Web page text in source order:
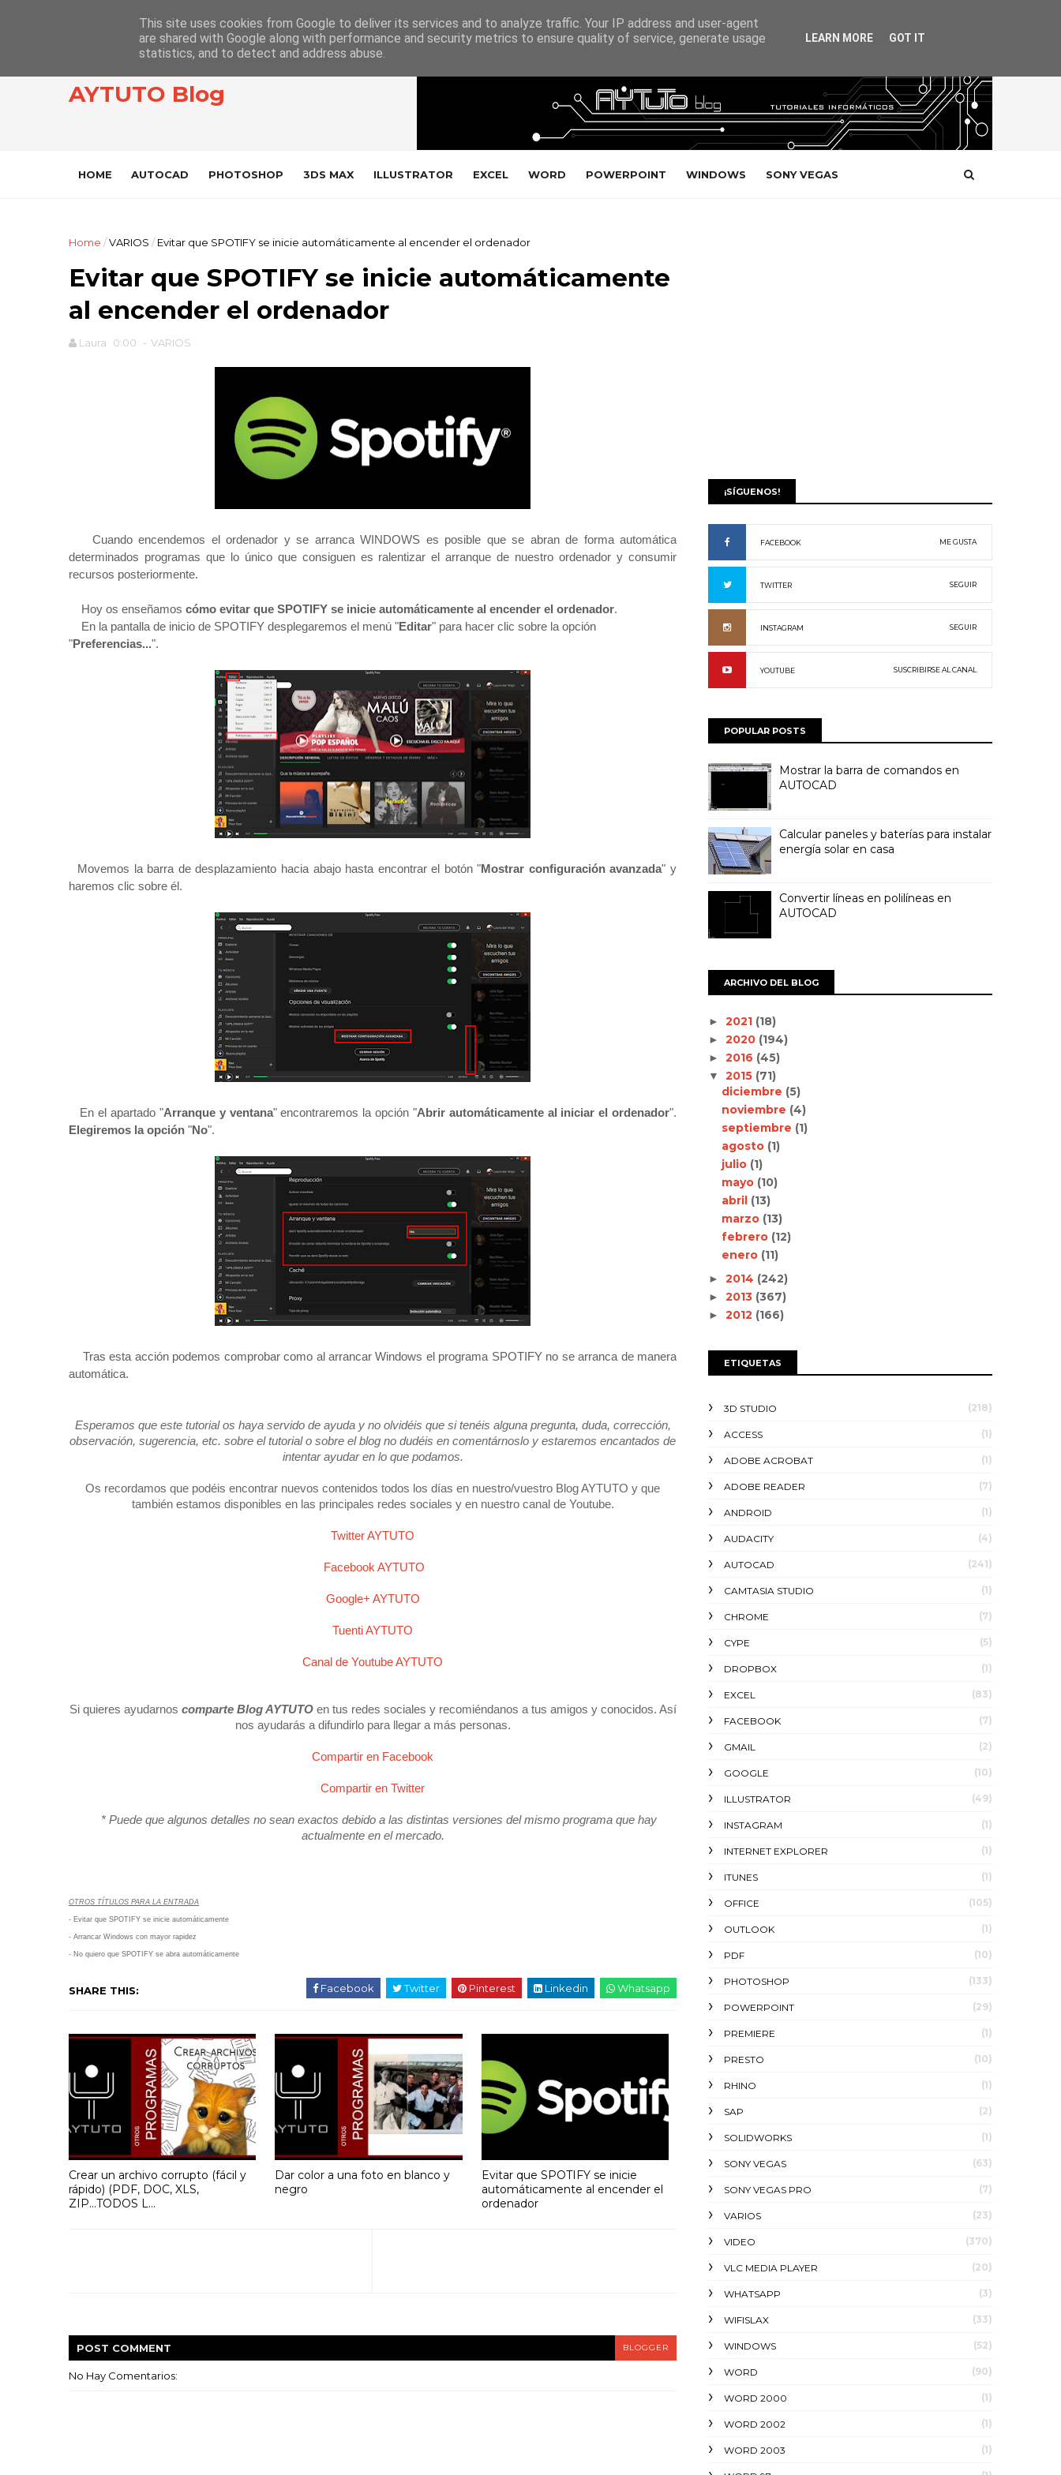
AYTUTO Blog
HOME AUTOCAD PHOTOSHOP 3DS MAX ILLUSTRATOR EXCEL WORD POWERPOINT WINDOWS SONY VEGAS
Home /VARIOS / Evitar que SPOTIFY se inicie automáticamente al encender el ordenador
Evitar que SPOTIFY se inicie automáticamente
al encender el ordenador
Laura 0:00 - VARIOS
Cuando encendemos el ordenador y se arranca WINDOWS es posible que se abran de forma automática
determinados programas que lo único que consiguen es ralentizar el arranque de nuestro ordenador y consumir
recursos posteriormente.
Hoy os enseñamos cómo evitar que SPOTIFY se inicie automáticamente al encender el ordenador.
En la pantalla de inicio de SPOTIFY desplegaremos el menú "Editar" para hacer clic sobre la opción
"Preferencias...".
Movemos la barra de desplazamiento hacia abajo hasta encontrarel botón "Mostrar configuración avanzada" y
haremos clic sobre él.
En el apartado "Arranque y ventana" encontraremos la opción "Abrir automáticamente al iniciar el ordenador".
Elegiremos la opción "No".
Tras esta acción podemos comprobar como al arrancar Windows el programa SPOTIFY no se arranca de manera
automática.
Esperamos que este tutorial os haya servido de ayuda y no olvidéis que si tenéis alguna pregunta, duda, corrección,
observación, sugerencia, etc. sobre el tutorial o sobre el blog no dudéis en comentárnoslo y estaremos encantados de
intentar ayudar en lo que podamos.
Os recordamos que podéis encontrar nuevos contenidos todos los días en nuestro/vuestro Blog AYTUTO y que
también estamos disponibles en las principales redes sociales y en nuestro canal de Youtube.
Twitter AYTUTO
Facebook AYTUTO
Google+ AYTUTO
Tuenti AYTUTO
Canal de Youtube AYTUTO
Si quieres ayudarnos comparte Blog AYTUTOen tus redes sociales y recomiéndanos a tus amigos y conocidos. Así
nos ayudarás a difundirlo para llegar a más personas.
Compartir en Facebook
Compartir en Twitter
* Puede que algunos detalles no sean exactos debido a las distintas versiones del mismo programa que hay
actualmente en el mercado.
OTROS TÍTULOS PARA LA ENTRADA
- Evitar que SPOTIFY se inicie automáticamente
- Arrancar Windows con mayor rapidez
- No quiero que SPOTIFY se abra automáticamente
SHARE THIS: Facebook Twitter Pinterest Linkedin Whatsapp
Crear un archivo corrupto (fácil y
rápido) (PDF, DOC, XLS,
ZIP...TODOS L...
Dar color a una foto en blanco y
negro
Evitar que SPOTIFY se inicie
automáticamente al encender el
ordenador
POST COMMENT BLOGGER
No Hay Comentarios:
¡SÍGUENOS!
FACEBOOK ME GUSTA
TWITTER SEGUIR
INSTAGRAM SEGUIR
YOUTUBE SUSCRIBIRSE AL CANAL
POPULAR POSTS
Mostrar la barra de comandos en
AUTOCAD
Calcular paneles y baterías para instalar
energía solar en casa
Convertir líneas en polilíneas en
AUTOCAD
ARCHIVO DEL BLOG
► 2021 (18)
► 2020 (194)
► 2016 (45)
▼ 2015 (71)
diciembre (5)
noviembre (4)
septiembre (1)
agosto (1)
julio (1)
mayo (10)
abril (13)
marzo (13)
febrero (12)
enero (11)
► 2014 (242)
► 2013 (367)
► 2012 (166)
ETIQUETAS
3D STUDIO (218)
ACCESS (1)
ADOBE ACROBAT (1)
ADOBE READER (7)
ANDROID (1)
AUDACITY (4)
AUTOCAD (241)
CAMTASIA STUDIO (1)
CHROME (7)
CYPE (5)
DROPBOX (1)
EXCEL (83)
FACEBOOK (7)
GMAIL (2)
GOOGLE (10)
ILLUSTRATOR (49)
INSTAGRAM (1)
INTERNET EXPLORER (1)
ITUNES (1)
OFFICE (105)
OUTLOOK (1)
PDF (10)
PHOTOSHOP (133)
POWERPOINT (29)
PREMIERE (1)
PRESTO (10)
RHINO (1)
SAP (2)
SOLIDWORKS (1)
SONY VEGAS (63)
SONY VEGAS PRO (7)
VARIOS (23)
VIDEO (370)
VLC MEDIA PLAYER (20)
WHATSAPP (3)
WIFISLAX (33)
WINDOWS (52)
WORD (90)
WORD 2000 (1)
WORD 2002 (1)
WORD 2003 (1)
This site uses cookies from Google to deliver its services and to analyze traffic. Your IP address and user-agent
are shared with Google along with performance and security metrics to ensure quality of service, generate usage
statistics, and to detect and address abuse.
LEARN MORE GOT IT